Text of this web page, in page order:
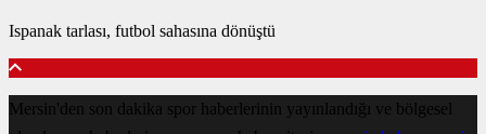
Ispanak tarlası, futbol sahasına dönüştü
Mersin'den son dakika spor haberlerinin yayınlandığı ve bölgesel